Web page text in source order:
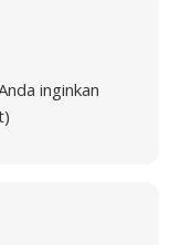
inginkan